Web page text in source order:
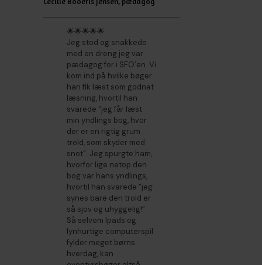
🌟🌟🌟🌟🌟
Jeg stod og snakkede
med en dreng jeg var
pædagog for i SFO’en. Vi
kom ind på hvilke bøger
han fik læst som godnat
læsning, hvortil han
svarede “jeg får læst
min yndlings bog, hvor
der er en rigtig grum
trold, som skyder med
snot”. Jeg spurgte ham,
hvorfor lige netop den
bog var hans yndlings,
hvortil han svarede “jeg
synes bare den trold er
så sjov og uhyggelig!”.
Så selvom Ipads og
lynhurtige computerspil
fylder meget børns
hverdag, kan